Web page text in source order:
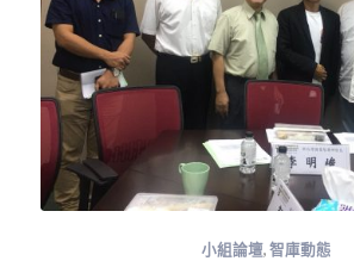
小組論壇,智庫動態